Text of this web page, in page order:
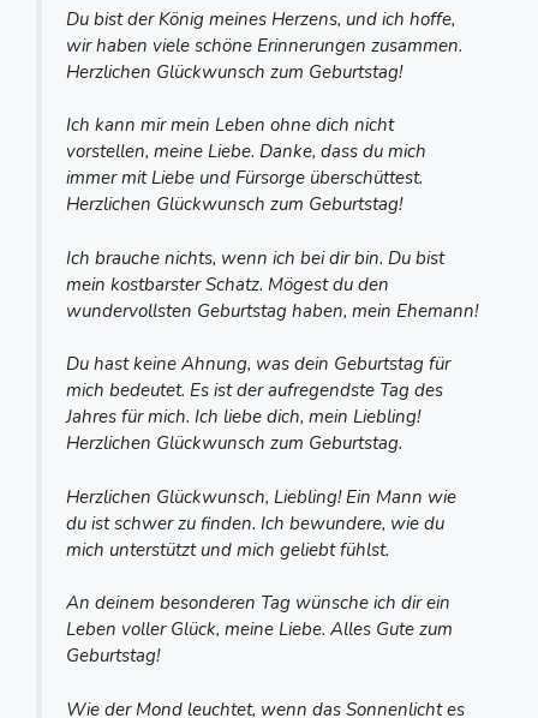
Du bist der König meines Herzens, und ich hoffe,
wir haben viele schöne Erinnerungen zusammen.
Herzlichen Glückwunsch zum Geburtstag!
Ich kann mir mein Leben ohne dich nicht
vorstellen, meine Liebe. Danke, dass du mich
immer mit Liebe und Fürsorge überschüttest.
Herzlichen Glückwunsch zum Geburtstag!
Ich brauche nichts, wenn ich bei dir bin. Du bist
mein kostbarster Schatz. Mögest du den
wundervollsten Geburtstag haben, mein Ehemann!
Du hast keine Ahnung, was dein Geburtstag für
mich bedeutet. Es ist der aufregendste Tag des
Jahres für mich. Ich liebe dich, mein Liebling!
Herzlichen Glückwunsch zum Geburtstag.
Herzlichen Glückwunsch, Liebling! Ein Mann wie
du ist schwer zu finden. Ich bewundere, wie du
mich unterstützt und mich geliebt fühlst.
An deinem besonderen Tag wünsche ich dir ein
Leben voller Glück, meine Liebe. Alles Gute zum
Geburtstag!
Wie der Mond leuchtet, wenn das Sonnenlicht es